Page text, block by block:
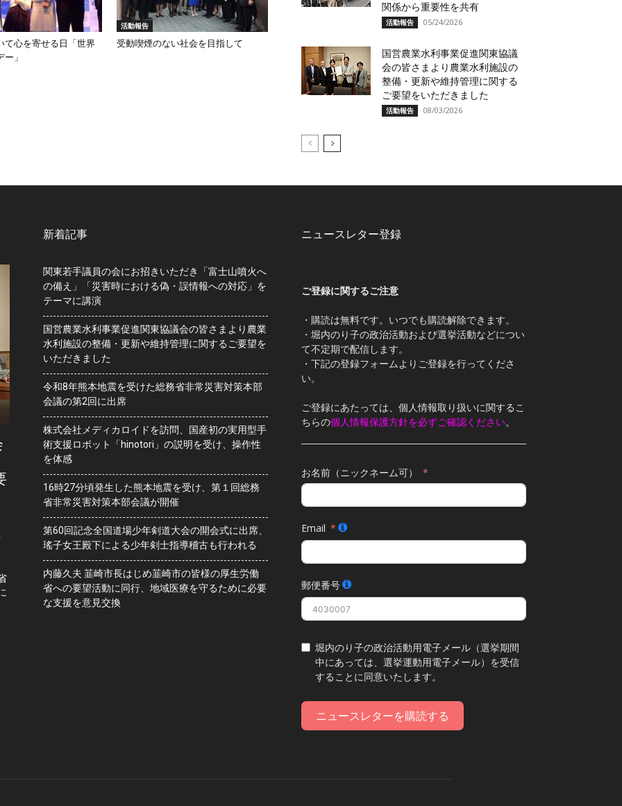
て心を寄せる日「世界
」
活動報告
受動喫煙のない社会を目指して
関係から重要性を共有
活動報告 05/24/2026
国営農業水利事業促進関東協議
会の皆さまより農業水利施設の
整備・更新や維持管理に関する
ご要望をいただきました
活動報告 08/03/2026
新着記事
関東若手議員の会にお招きいただき「富士山噴火へ
の備え」「災害時における偽・誤情報への対応」を
テーマに講演
国営農業水利事業促進関東協議会の皆さまより農業
水利施設の整備・更新や維持管理に関するご要望を
いただきました
令和8年熊本地震を受けた総務省非常災害対策本部
会議の第2回に出席
株式会社メディカロイドを訪問、国産初の実用型手
術支援ロボット「hinotori」の説明を受け、操作性
を体感
16時27分頃発生した熊本地震を受け、第１回総務
省非常災害対策本部会議が開催
第60回記念全国道場少年剣道大会の開会式に出席、
瑤子女王殿下による少年剣士指導稽古も行われる
内藤久夫 韮崎市長はじめ韮崎市の皆様の厚生労働
省への要望活動に同行、地域医療を守るために必要
な支援を意見交換
ニュースレター登録
ご登録に関するご注意
・購読は無料です。いつでも購読解除できます。
・堀内のり子の政治活動および選挙活動などについ
て不定期で配信します。
・下記の登録フォームよりご登録を行ってくださ
い。
ご登録にあたっては、個人情報取り扱いに関するこ
ちらの個人情報保護方針を必ずご確認ください。
お名前（ニックネーム可）
Email
郵便番号
堀内のり子の政治活動用電子メール（選挙期間
中にあっては、選挙運動用電子メール）を受信
することに同意いたします。
ニュースレターを購読する